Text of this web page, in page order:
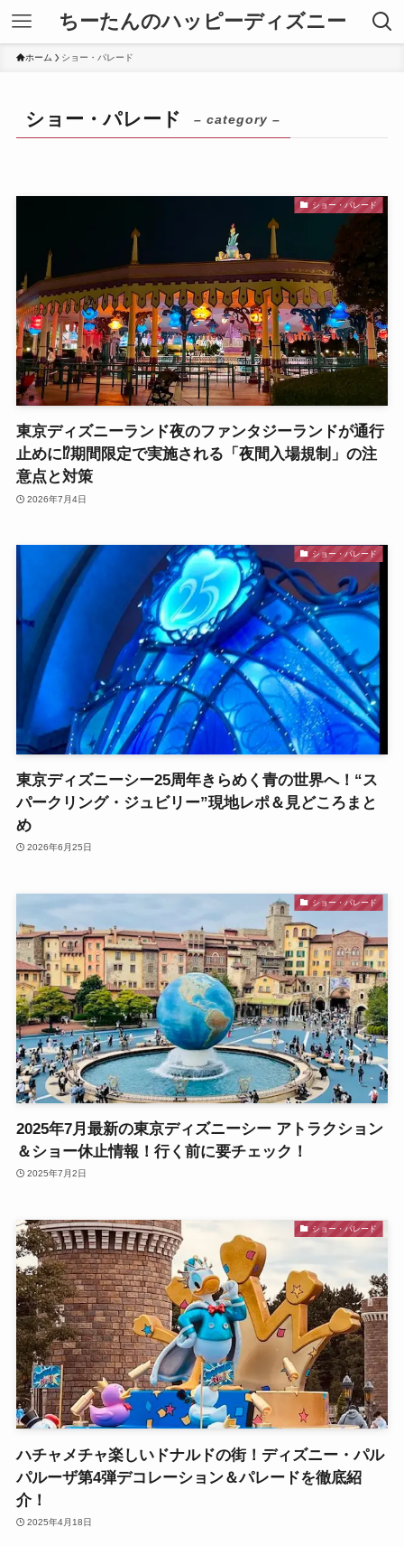
ちーたんのハッピーディズニー
ホーム ショー・パレード
ショー・パレード – category –
ショー・パレード
東京ディズニーランド夜のファンタジーランドが通行
止めに⁉︎期間限定で実施される「夜間入場規制」の注
意点と対策
2026年7月4日
ショー・パレード
東京ディズニーシー25周年きらめく青の世界へ！“ス
パークリング・ジュビリー”現地レポ＆見どころまと
め
2026年6月25日
ショー・パレード
2025年7月最新の東京ディズニーシー アトラクション
＆ショー休止情報！行く前に要チェック！
2025年7月2日
ショー・パレード
ハチャメチャ楽しいドナルドの街！ディズニー・パル
パルーザ第4弾デコレーション＆パレードを徹底紹
介！
2025年4月18日